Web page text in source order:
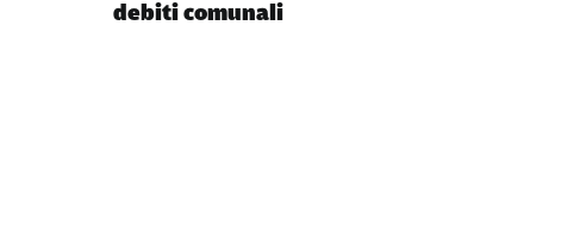
debiti comunali